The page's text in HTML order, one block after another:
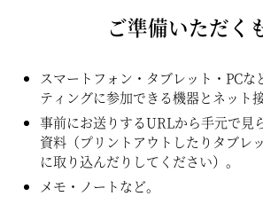
ご準備いただく
スマートフォン・タブレット・PCな
ティングに参加できる機器とネット接
事前にお送りするURLから手元で見
資料（プリントアウトしたりタブレ
に取り込んだりしてください）。
メモ・ノートなど。